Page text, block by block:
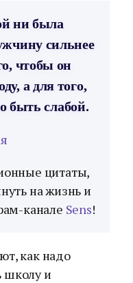
ни была
сильнее
чтобы он
а для того,
быть слабой.
цитаты,
на жизнь и
канале Sens!
как надо
школу и